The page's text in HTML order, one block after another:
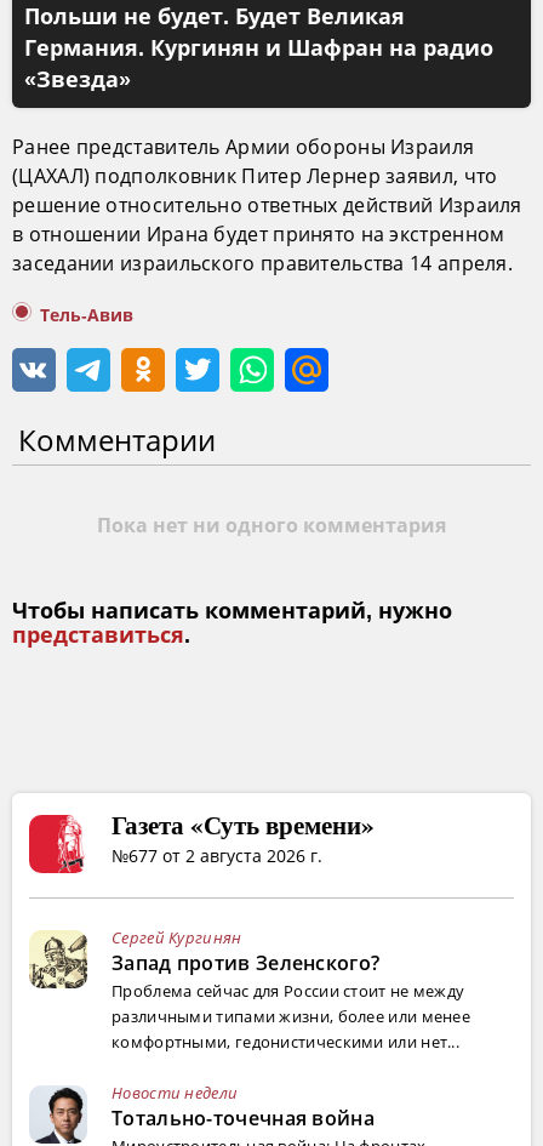
Польши не будет. Будет Великая
Германия. Кургинян и Шафран на радио
«Звезда»
Ранее представитель Армии обороны Израиля
(ЦАХАЛ) подполковник Питер Лернер заявил, что
решение относительно ответных действий Израиля
в отношении Ирана будет принято на экстренном
заседании израильского правительства 14 апреля.
Тель-Авив
Комментарии
Пока нет ни одного комментария
Чтобы написать комментарий, нужно
представиться.
Газета «Суть времени»
№677 от 2 августа 2026 г.
Сергей Кургинян
Запад против Зеленского?
Проблема сейчас для России стоит не между
различными типами жизни, более или менее
комфортными, гедонистическими или нет...
Новости недели
Тотально-точечная война